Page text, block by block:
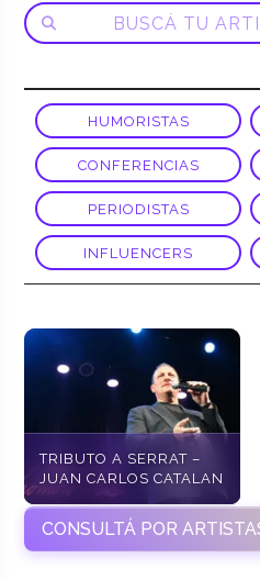
HUMORISTAS
CONFERENCIAS
PERIODISTAS
INFLUENCERS
TRIBUTO A SERRAT –
JUAN CARLOS CATALAN
CONSULTÁ POR